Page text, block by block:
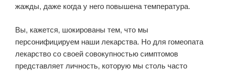
жажды, даже когда у него повышена температура.
Вы, кажется, шокированы тем, что мы
персонифицируем наши лекарства. Но для гомеопата
лекарство со своей совокупностью симптомов
представляет личность, которую мы столь часто